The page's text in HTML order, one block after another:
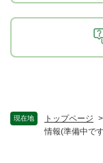
現在地 トップページ >
情報(準備中で